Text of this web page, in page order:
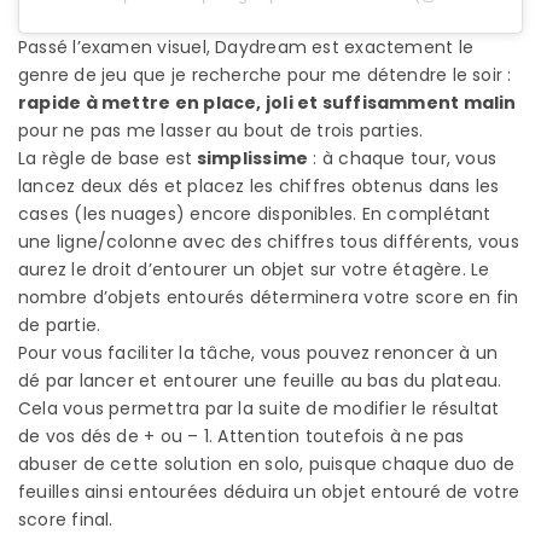
Passé l’examen visuel, Daydream est exactement le
genre de jeu que je recherche pour me détendre le soir :
rapide à mettre en place, joli et suffisamment malin
pour ne pas me lasser au bout de trois parties.
La règle de base est simplissime : à chaque tour, vous
lancez deux dés et placez les chiffres obtenus dans les
cases (les nuages) encore disponibles. En complétant
une ligne/colonne avec des chiffres tous différents, vous
aurez le droit d’entourer un objet sur votre étagère. Le
nombre d’objets entourés déterminera votre score en fin
de partie.
Pour vous faciliter la tâche, vous pouvez renoncer à un
dé par lancer et entourer une feuille au bas du plateau.
Cela vous permettra par la suite de modifier le résultat
de vos dés de + ou – 1. Attention toutefois à ne pas
abuser de cette solution en solo, puisque chaque duo de
feuilles ainsi entourées déduira un objet entouré de votre
score final.